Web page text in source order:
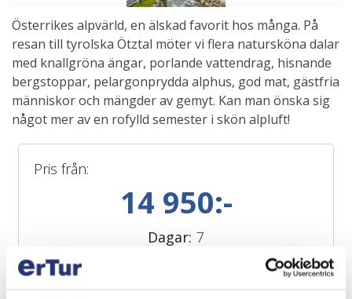
Österrikes alpvärld, en älskad favorit hos många. På
resan till tyrolska Ötztal möter vi flera natursköna dalar
med knallgröna ängar, porlande vattendrag, hisnande
bergstoppar, pelargonprydda alphus, god mat, gästfria
människor och mängder av gemyt. Kan man önska sig
något mer av en rofylld semester i skön alpluft!
Pris från:
14 950:-
Dagar: 7
bussresa